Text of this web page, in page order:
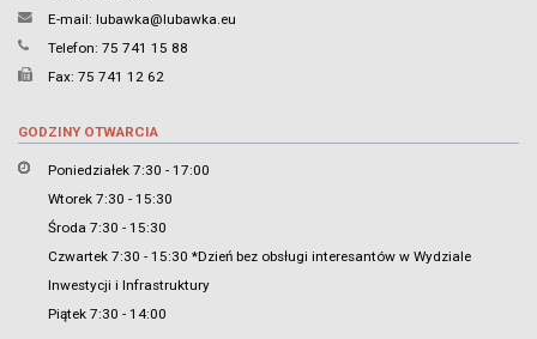
E-mail: lubawka@lubawka.eu
Telefon: 75 741 15 88
Fax: 75 741 12 62
GODZINY OTWARCIA
Poniedziałek 7:30 - 17:00
Wtorek 7:30 - 15:30
Środa 7:30 - 15:30
Czwartek 7:30 - 15:30 *Dzień bez obsługi interesantów w Wydziale
Inwestycji i Infrastruktury
Piątek 7:30 - 14:00